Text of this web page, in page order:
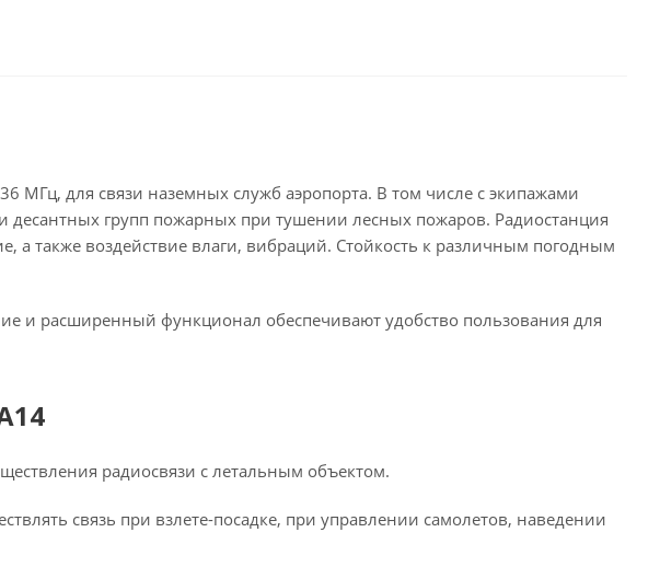
МГц, для связи наземных служб аэропорта. В том числе с экипажами
групп пожарных при тушении лесных пожаров. Радиостанция
также воздействие влаги, вибраций. Стойкость к различным погодным
и расширенный функционал обеспечивают удобство пользования для
радиосвязи с летальным объектом.
связь при взлете-посадке, при управлении самолетов, наведении